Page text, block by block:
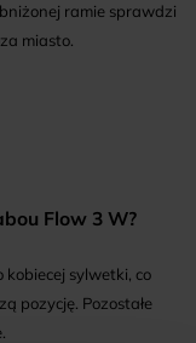
ramie sprawdzi
miasto.
Flow 3 W?
sylwetki, co
pozycję. Pozostałe